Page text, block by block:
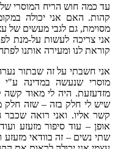
עד כמה חוש הריח המוסרי
קהות. האם אני יכולה
מסוימת, גם לגבי מעשים של
אני צריכה לעשות על-מנת
קוראת לנו ומעירה אותנו
אני חשבתי על זה שבתור
מוסרי שנעשה במדינה
מזדעזעת. היה לי מאוד
שיש לי חלק בזה – שזה חלק
קשר אליו. ואני רואה שכבר
אופן – עוד סיפור מזעזע
שתי נשים – זה בוודאי